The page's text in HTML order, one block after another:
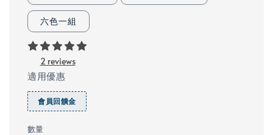
六色一組
2 reviews
適用優惠
會員回饋金
數量